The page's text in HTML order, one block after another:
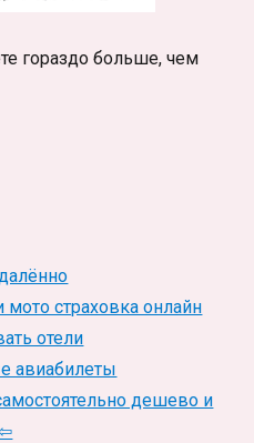
гораздо больше, чем
мото страховка онлайн
отели
авиабилеты
дешево и